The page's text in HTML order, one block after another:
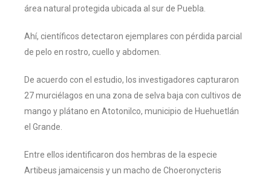
área natural protegida ubicada al sur de Puebla.
Ahí, científicos detectaron ejemplares con pérdida parcial
de pelo en rostro, cuello y abdomen.
De acuerdo con el estudio, los investigadores capturaron
27 murciélagos en una zona de selva baja con cultivos de
mango y plátano en Atotonilco, municipio de Huehuetlán
el Grande.
Entre ellos identificaron dos hembras de la especie
Artibeus jamaicensis y un macho de Choeronycteris